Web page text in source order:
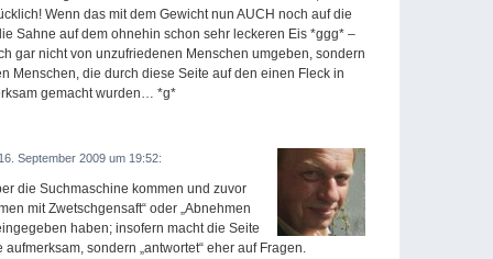
Wenn das mit dem Gewicht nun AUCH noch auf die
Sahne auf dem ohnehin schon sehr leckeren Eis *ggg* –
gar nicht von unzufriedenen Menschen umgeben, sondern
Menschen, die durch diese Seite auf den einen Fleck in
gemacht wurden… *g*
September 2009 um 19:52:
die Suchmaschine kommen und zuvor
mit Zwetschgensaft“ oder „Abnehmen
haben; insofern macht die Seite
sondern „antwortet“ eher auf Fragen.